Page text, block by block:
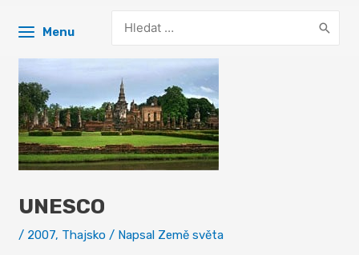
Menu
for:
UNESCO
/ 2007, Thajsko / Napsal Země světa